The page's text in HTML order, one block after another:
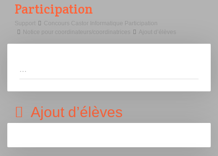
Participation
Support
Concours Castor Informatique Participation
Notice pour coordinateurs/coordinatrices
Ajout d’élèves
Ajout d’élèves